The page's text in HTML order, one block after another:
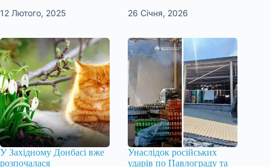
12 Лютого, 2025 26 Січня, 2026
У Західному Донбасі вже
розпочалася
Унаслідок російських
ударів по Павлограду та